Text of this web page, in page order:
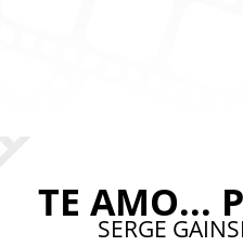
TE AMO...
SERGE